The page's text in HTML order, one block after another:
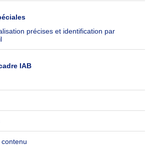
Suivez-nous
LinkedIn
© 2026 - Tous droits réservés
Gestion des cookies
Vie privée